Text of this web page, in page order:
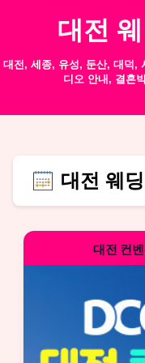
대전
대전, 세종, 유성, 둔산, 대덕,
디오 안내, 결혼
대전 웨
대전 컨